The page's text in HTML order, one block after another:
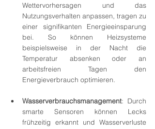
Wettervorhersagen und das
Nutzungsverhalten anpassen, tragen zu
einer signifikanten Energieeinsparung
bei. So können Heizsysteme
beispielsweise in der Nacht die
Temperatur absenken oder an
arbeitsfreien Tagen den
Energieverbrauch optimieren.
Wasserverbrauchsmanagement: Durch
smarte Sensoren können Lecks
frühzeitig erkannt und Wasserverluste